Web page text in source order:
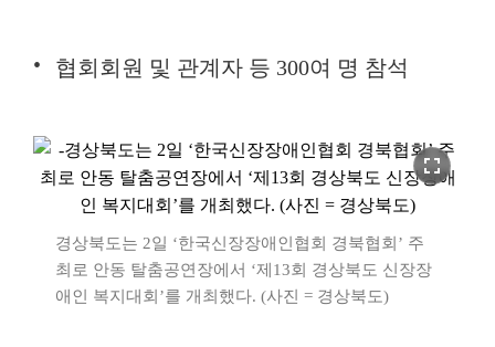
협회회원 및 관계자 등 300여 명 참석
fullscreen
경상북도는 2일 ‘한국신장장애인협회 경북협회’ 주
최로 안동 탈춤공연장에서 ‘제13회 경상북도 신장장
애인 복지대회’를 개최했다. (사진 = 경상북도)